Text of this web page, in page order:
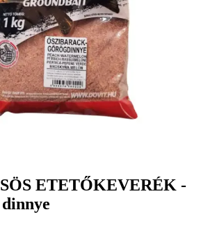
ETETŐKEVERÉK -